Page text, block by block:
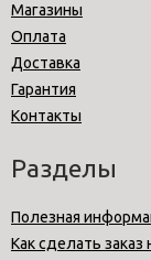
Магазины
Оплата
Доставка
Гарантия
Контакты
Разделы
Полезная
Как сделать заказ